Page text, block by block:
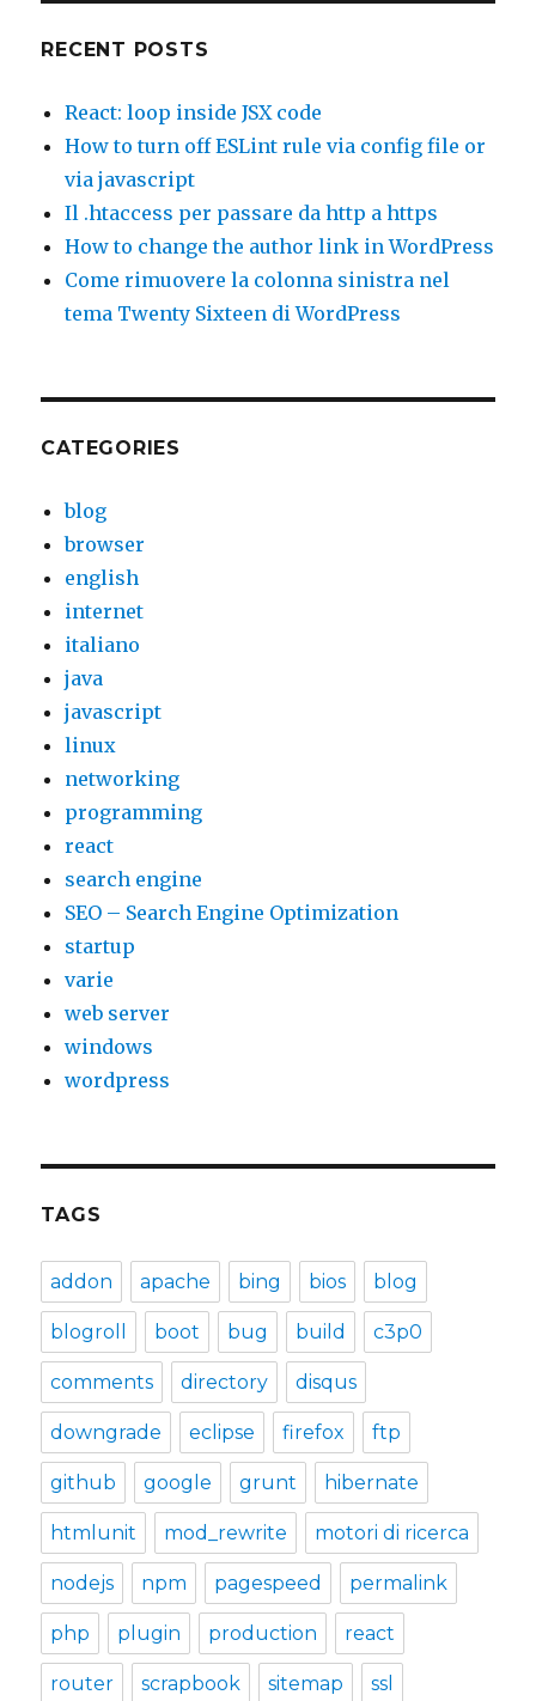
RECENT POSTS
React: loop inside JSX code
How to turn off ESLint rule via config file or
via javascript
Il .htaccess per passare da http a https
How to change the author link in WordPress
Come rimuovere la colonna sinistra nel
tema Twenty Sixteen di WordPress
CATEGORIES
blog
browser
english
internet
italiano
java
javascript
linux
networking
programming
react
search engine
SEO – Search Engine Optimization
startup
varie
web server
windows
wordpress
TAGS
addon apache bing bios blog
blogroll boot bug build c3p0
comments directory disqus
downgrade eclipse firefox ftp
github google grunt hibernate
htmlunit mod_rewrite motori di ricerca
nodejs npm pagespeed permalink
php plugin production react
router scrapbook sitemap ssl